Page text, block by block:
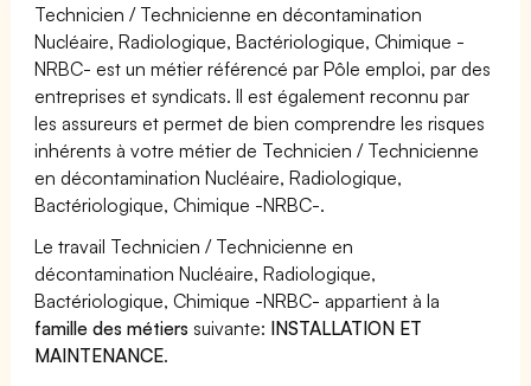
Technicien / Technicienne en décontamination
Nucléaire, Radiologique, Bactériologique, Chimique -
NRBC- est un métier référencé par Pôle emploi, par des
entreprises et syndicats. Il est également reconnu par
les assureurs et permet de bien comprendre les risques
inhérents à votre métier de Technicien / Technicienne
en décontamination Nucléaire, Radiologique,
Bactériologique, Chimique -NRBC-.
Le travail Technicien / Technicienne en
décontamination Nucléaire, Radiologique,
Bactériologique, Chimique -NRBC- appartient à la
famille des métiers suivante: INSTALLATION ET
MAINTENANCE.